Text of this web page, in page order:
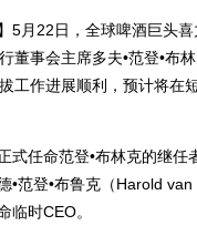
5月22日，全球啤酒巨头
董事会主席多夫•范登•布
工作进展顺利，预计将在
式任命范登•布林克的继
•范登•布鲁克（Harold
临时CEO。